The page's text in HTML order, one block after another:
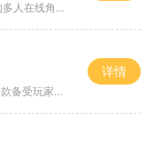
轩辕传奇世界是一款备受玩家热爱的多人在线角色扮演游戏。其独特的游戏玩法结合了传统RPG元素和即时战略策略，为玩家打造了一个宏大而精彩的游戏世界。下面将为大家详细介绍轩
《传奇世界手游sf发布网新服》是一款备受玩家热爱的传奇类游戏的最新版本。该版本在原版游戏的基础上，进行了全方位的优化和改进，为广大玩家提供了更加精彩的游戏体验。下面将
详情